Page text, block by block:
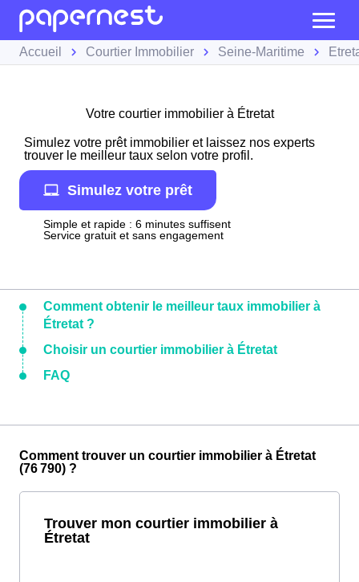
Accueil Courtier Immobilier Seine-Maritime
Votre courtier immobilier à Étretat
Simulez votre prêt immobilier et laissez nos experts
trouver le meilleur taux selon votre profil.
Simulez votre prêt
Simple et rapide : 6 minutes suffisent
Service gratuit et sans engagement
Comment obtenir le meilleur taux immobilier à
Étretat ?
Choisir un courtier immobilier à Étretat
FAQ
Comment trouver un courtier immobilier à Étretat
(76 790) ?
Trouver mon courtier immobilier à
Étretat